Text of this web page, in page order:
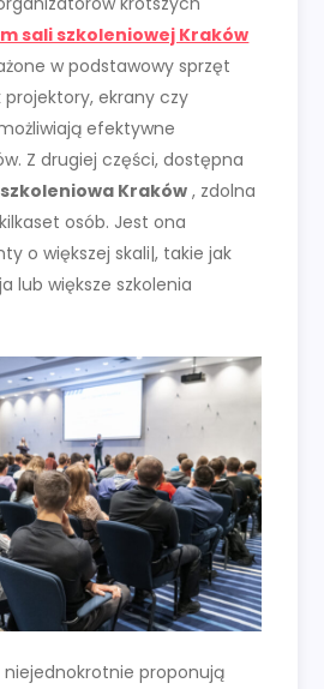
sali szkoleniowej Kraków
w podstawowy sprzęt
ekrany czy
efektywne
Z drugiej części, dostępna
Kraków , zdolna
osób. Jest ona
o większej skali|, takie jak
lub większe szkolenia
niejednokrotnie proponują